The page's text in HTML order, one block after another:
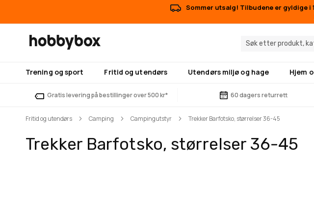
Sommer utsalg! Tilbudene er gyldige i
Trening og sport Fritid og utendørs Utendørs miljø og hage Hjem
Gratis levering på bestillinger over 500 kr* 60 dagers returrett
Fritid og utendørs Camping Campingutstyr Trekker Barfotsko, størrelser 36-45
Trekker Barfotsko, størrelser 36-45